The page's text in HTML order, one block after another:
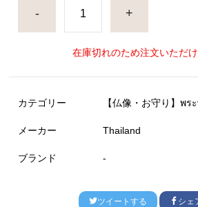
- +
在庫切れのため注文いただけ
カテゴリー 【仏像・お守り】พ
メーカー Thailand
ブランド -
ツイートする シェ